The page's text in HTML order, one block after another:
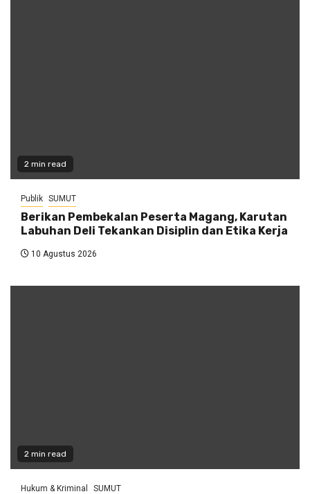
2 min read
Publik SUMUT
Berikan Pembekalan Peserta Magang, Karutan
Labuhan Deli Tekankan Disiplin dan Etika Kerja
10 Agustus 2026
2 min read
Hukum & Kriminal SUMUT